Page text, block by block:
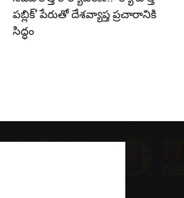
పబ్లిక్’ పేరుతో దేశవ్యాప్త ప్రచారానికి
సిద్ధం